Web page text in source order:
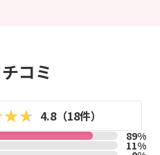
コミ
4.8（18件）
89%
11%